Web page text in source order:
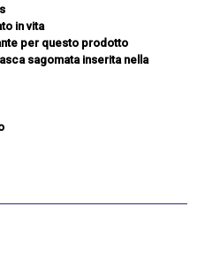
in vita
per questo prodotto
sagomata inserita nella